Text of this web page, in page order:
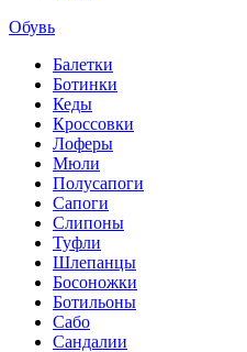
Обувь
Балетки
Ботинки
Кеды
Кроссовки
Лоферы
Мюли
Полусапоги
Сапоги
Слипоны
Туфли
Шлепанцы
Босоножки
Ботильоны
Сабо
Сандалии